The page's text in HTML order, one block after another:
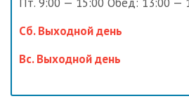
Сб. Выходной день
Вс. Выходной день